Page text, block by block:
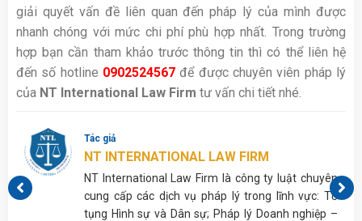
giải quyết vấn đề liên quan đến pháp lý của mình được
nhanh chóng với mức chi phí phù hợp nhất. Trong trường
hợp bạn cần tham khảo trước thông tin thì có thể liên hệ
đến số hotline 0902524567 để được chuyên viên pháp lý
của NT International Law Firm tư vấn chi tiết nhé.
Tác giả
NT INTERNATIONAL LAW FIRM
NT International Law Firm là công ty luật chuyên
cung cấp các dịch vụ pháp lý trong lĩnh vực: Tố
tụng Hình sự và Dân sự; Pháp lý Doanh nghiệp –